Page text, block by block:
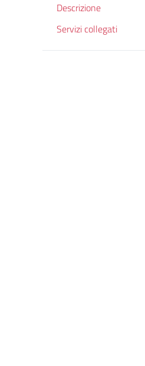
Descrizione
Servizi collegati